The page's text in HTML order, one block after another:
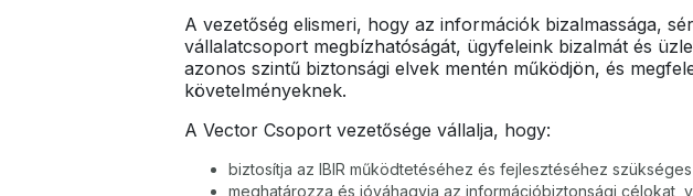
A vezetőség elismeri, hogy az információk bizalmassága,
vállalatcsoport megbízhatóságát, ügyfeleink bizalmát és
azonos szintű biztonsági elvek mentén működjön, és
követelményeknek.
A Vector Csoport vezetősége vállalja, hogy:
biztosítja az IBIR működtetéséhez és fejlesztéséhez
meghatározza és jóváhagyja az információbiztonsági célokat,